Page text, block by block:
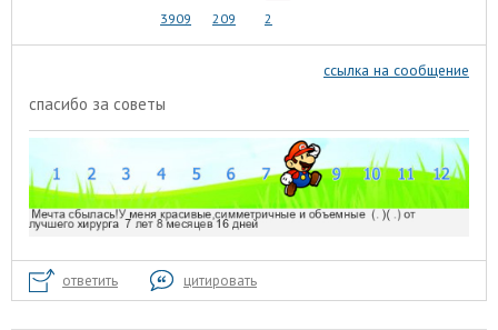
3909 209 2
ссылка на сообщение
спасибо за советы
ответить цитировать